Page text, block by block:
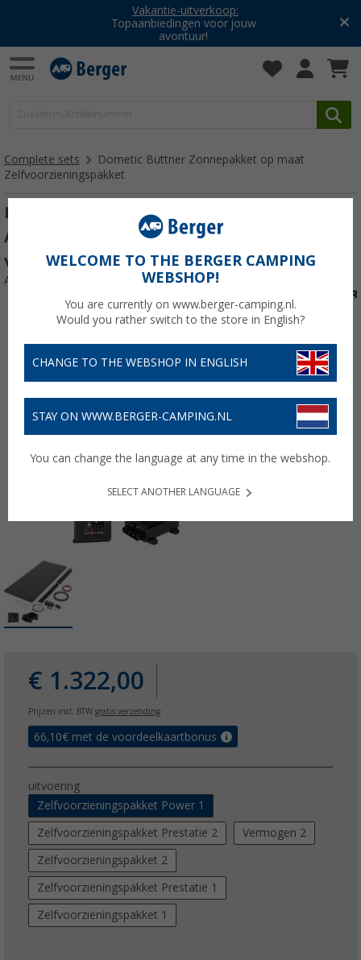
Vakantie-uitverkoop:
Topaanbiedingen voor jouw
avontuur!
Complete sets
Dometic Büttner Zonnepakket op maat
Zelfvoorzieningspakket
Dometic Büttner Aangepaste zonneset
Autarkie Kit Power 1 voor grote
vrijetijdsvoertuigen, 1 x 200 W, 80 cellen
Artikelnr: 426597
€ 1.322,00
Prijzen incl. BTW gratis verzending
66,10€ met de voordeelkaartbonus
uitvoering
Zelfvoorzieningspakket Power 1
Zelfvoorzieningspakket Prestatie 2 Vermogen 2
Zelfvoorzieningspakket 2
Zelfvoorzieningspakket Prestatie 1
Zelfvoorzieningspakket 1
WELCOME TO THE BERGER CAMPING
WEBSHOP!
You are currently on www.berger-camping.nl.
Would you rather switch to the store in English?
CHANGE TO THE WEBSHOP IN ENGLISH
STAY ON WWW.BERGER-CAMPING.NL
You can change the language at any time in the webshop.
SELECT ANOTHER LANGUAGE